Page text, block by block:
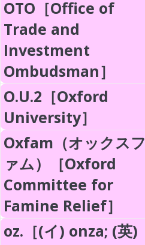
OTO［Office of
Trade and
Investment
Ombudsman］
O.U.2［Oxford
University］
Oxfam（オックスフ
ァム）［Oxford
Committee for
Famine Relief］
oz.［(イ) onza; (英)